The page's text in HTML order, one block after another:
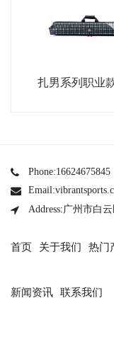
扎男系列职业
Phone:16624675845
Address:广州市白
首页 关于我们 热门
新闻资讯 联系我们